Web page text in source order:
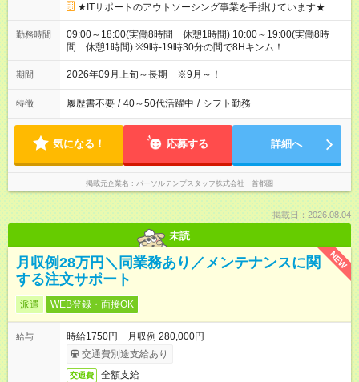
★ITサポートのアウトソーシング事業を手掛けています★
勤務時間
09:00～18:00(実働8時間 休憩1時間) 10:00～19:00(実働8時
間 休憩1時間) ※9時-19時30分の間で8Hキンム！
期間 2026年09月上旬～長期 ※9月～！
特徴 履歴書不要 / 40～50代活躍中 / シフト勤務
気になる！ 応募する 詳細へ
掲載元企業名 パーソルテンプスタッフ株式会社 首都圏
掲載日：2026.08.04
未読
NEW
月収例28万円＼同業務あり／メンテナンスに関
する注文サポート
派遣 WEB登録・面接OK
給与
時給1750円 月収例 280,000円
交通費別途支給あり
交通費 全額支給